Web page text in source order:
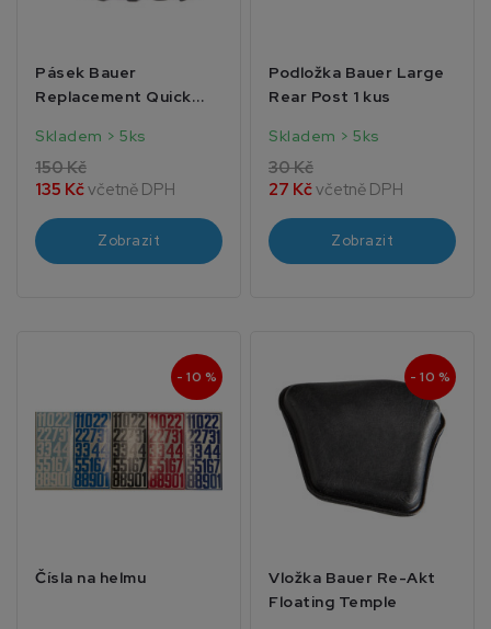
Pásek Bauer
Replacement Quick
Skladem > 5ks
150 Kč
135 Kčvčetně DPH
Zobrazit
Podložka Bauer Large
Rear Post 1 kus
Skladem > 5ks
30 Kč
27 Kčvčetně DPH
Zobrazit
- 10 %
Čísla na helmu
- 10 %
Vložka Bauer Re-Akt
Floating Temple